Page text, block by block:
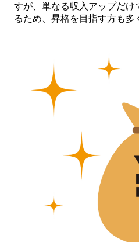
すが、単なる収入アップだ
るため、昇格を目指す方も多